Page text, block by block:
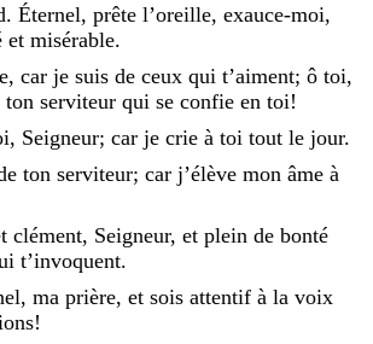
. Éternel, prête l’oreille, exauce-moi,
et misérable.
, car je suis de ceux qui t’aiment; ô toi,
ton serviteur qui se confie en toi!
, Seigneur; car je crie à toi tout le jour.
ton serviteur; car j’élève mon âme à
clément, Seigneur, et plein de bonté
t’invoquent.
, ma prière, et sois attentif à la voix
!